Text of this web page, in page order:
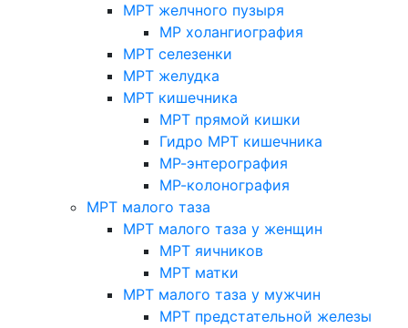
МРТ желчного пузыря
МР холангиография
МРТ селезенки
МРТ желудка
МРТ кишечника
МРТ прямой кишки
Гидро МРТ кишечника
МР-энтерография
МР-колонография
МРТ малого таза
МРТ малого таза у женщин
МРТ яичников
МРТ матки
МРТ малого таза у мужчин
МРТ предстательной железы